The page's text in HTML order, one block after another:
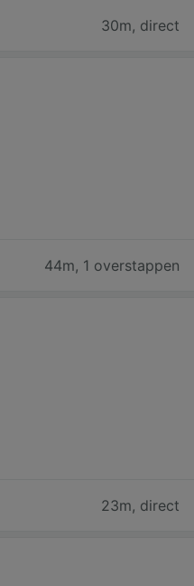
30m, direct
44m, 1 overstappen
23m, direct